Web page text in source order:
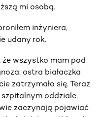
mi osobą.
inżyniera,
udany rok.
że wszystko mam pod
ostra białaczka
zatrzymało się. Teraz
oddziale.
zaczynają pojawiać